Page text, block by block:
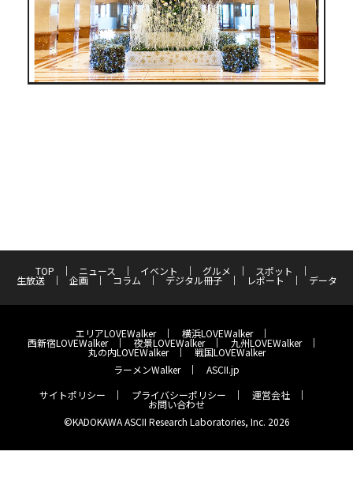
TOP ニュース イベント グルメ スポット
生放送 企画 コラム デジタル冊子 レポート データ
エリアLOVEWalker 横浜LOVEWalker
西新宿LOVEWalker 夜景LOVEWalker 九州LOVEWalker
丸の内LOVEWalker
戦国LOVEWalker
ラーメンWalker
ASCII.jp
サイトポリシー
プライバシーポリシー 運営会社
お問い合わせ
©KADOKAWA ASCII Research Laboratories, Inc. 2026